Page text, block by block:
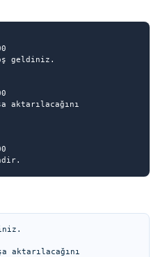
geldiniz.
aktarılacağını
aktarılacağını